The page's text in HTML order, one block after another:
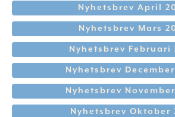
Nyhetsbrev April
Nyhetsbrev Mars
Nyhetsbrev Februari
Nyhetsbrev December
Nyhetsbrev
Nyhetsbrev Oktober